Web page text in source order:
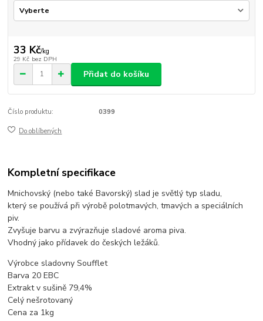
33 Kč/kg
29 Kč bez DPH
Přidat do košíku
Číslo produktu: 0399
Do oblíbených
Kompletní specifikace
Mnichovský (nebo také Bavorský) slad je světlý typ sladu,
který se používá při výrobě polotmavých, tmavých a speciálních
piv.
Zvyšuje barvu a zvýrazňuje sladové aroma piva.
Vhodný jako přídavek do českých ležáků.
Výrobce sladovny Soufflet
Barva 20 EBC
Extrakt v sušině 79,4%
Celý nešrotovaný
Cena za 1kg